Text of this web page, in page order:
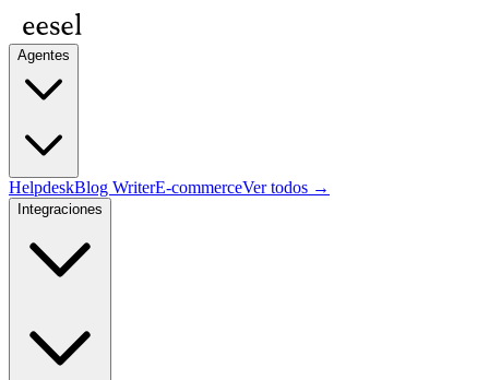
Agentes
HelpdeskBlog WriterE-commerceVer todos →
Integraciones